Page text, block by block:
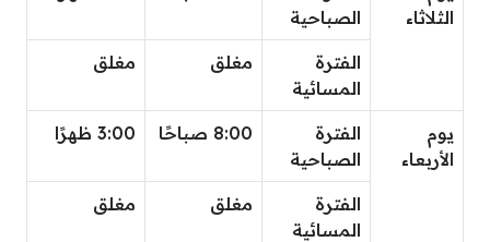
الثلاثاء
الصباحية
الفترة
المسائية
مغلق مغلق
يوم
الأربعاء
الفترة
الصباحية
8:00 صباحًا 3:00 ظهرًا
الفترة
المسائية
مغلق مغلق